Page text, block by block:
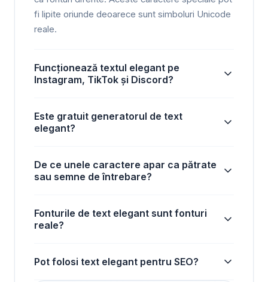
fi lipite oriunde deoarece sunt simboluri Unicode
reale.
Funcționează textul elegant pe
Instagram, TikTok și Discord?
Este gratuit generatorul de text
elegant?
De ce unele caractere apar ca pătrate
sau semne de întrebare?
Fonturile de text elegant sunt fonturi
reale?
Pot folosi text elegant pentru SEO?